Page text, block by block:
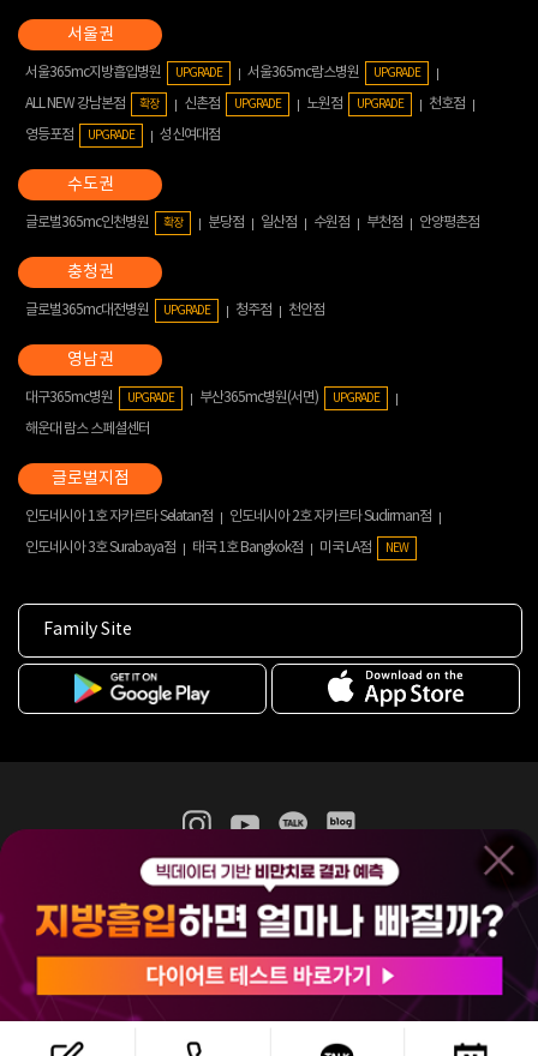
서울365mc지방흡입병원 UPGRADE 서울365mc람스병원 UPGRADE
ALL NEW 강남본점 확장 신촌점 UPGRADE 노원점 UPGRADE
천호점
영등포점
UPGRADE 성신여대점
글로벌365mc인천병원 확장 분당점 일산점 수원점 부천점 안양평촌점
글로벌365mc대전병원 UPGRADE 청주점 천안점
대구365mc병원 UPGRADE 부산365mc병원(서면) UPGRADE
해운대 람스 스페셜센터
인도네시아 1호 자카르타 Selatan점
인도네시아 2호 자카르타 Sudirman점
인도네시아 3호 Surabaya점
태국 1호 Bangkok점 미국 LA점 NEW
Family Site
365mc 병·의원 이용약관
홈페이지 이용약관
비급여진료수가
(주)365mcㅣ서울특별시 서초구 서초대로52길 7, 3~4층(서초동, 제일빌딩)
120-87-04354ㅣ김남철
COPYRIGHT(C) 2025 365mc. ALL RIGHTS RESERVED.